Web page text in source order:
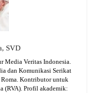
SVD
Media Veritas Indonesia.
dan Komunikasi Serikat
Roma. Kontributor untuk
(RVA). Profil akademik: